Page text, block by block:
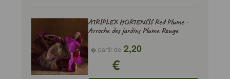
ATRIPLEX HORTENSIS Red Plume -
Arroche des jardins Plume Rouge
� partir de 2,20
€